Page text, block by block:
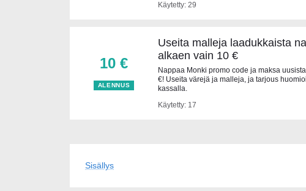
Käytetty: 29
10 €
ALENNUS
Useita malleja laadukkaista
alkaen vain 10 €
Nappaa Monki promo code ja maksa
€! Useita värejä ja malleja, ja tarjous
kassalla.
Käytetty: 17
Sisällys